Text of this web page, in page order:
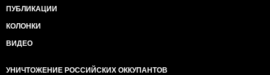
ПУБЛИКАЦИИ
КОЛОНКИ
ВИДЕО
УНИЧТОЖЕНИЕ РОССИЙСКИХ ОККУПАНТОВ